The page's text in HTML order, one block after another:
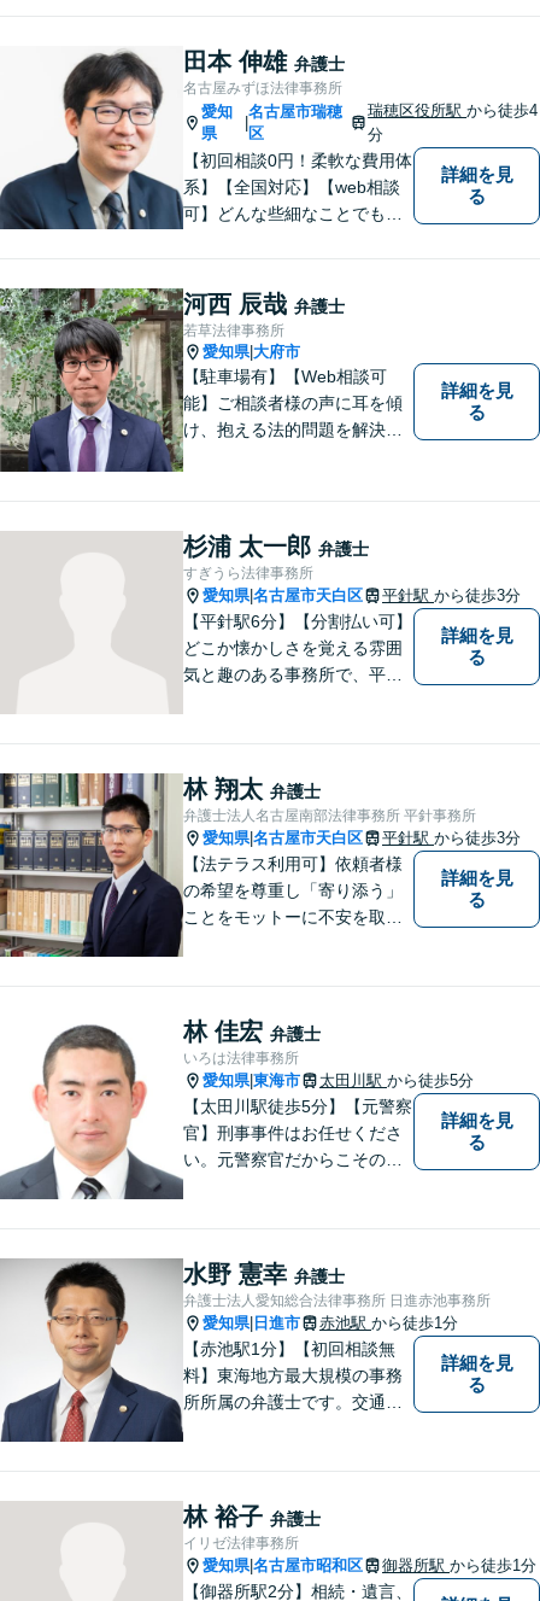
被害者側に限る）、離婚、企
業及び個人事業主の顧問に関
する相談は初回相談無料で
す。
田本 伸雄 弁護士
名古屋みずほ法律事務所
愛知
県
名古屋市瑞穂
区
瑞穂区役所駅から徒歩4
分
【初回相談0円！柔軟な費用体
系】【全国対応】【web相談
可】どんな些細なことでもお
ターネット／削除請求や開示
請求、利用規約などのトラブ
ルはお任せ！相続／感情面の
納得感を重視します。
詳細を見
る
河西 辰哉 弁護士
若草法律事務所
愛知県|大府市
【駐車場有】【Web相談可
能】ご相談者様の声に耳を傾
け、抱える法的問題を解決す
て、明るい未来へと進みまし
ょう。 地域のみなさまからの
ご相談、お待ちしておりま
す。
詳細を見
る
杉浦 太一郎 弁護士
すぎうら法律事務所
愛知県|名古屋市天白区 平針駅 から徒歩3分
【平針駅6分】【分割払い可】
どこか懐かしさを覚える雰囲
気と趣のある事務所で、平針
た幅広い対応業務で問題解決
に取り組みます。
詳細を見
る
林 翔太 弁護士
弁護士法人名古屋南部法律事務所 平針事務所
愛知県|名古屋市天白区 平針駅 から徒歩3分
【法テラス利用可】依頼者様
の希望を尊重し「寄り添う」
ことをモットーに不安を取り
添った対応が可能です。お気
軽にご相談ください。
詳細を見
る
林 佳宏 弁護士
いろは法律事務所
愛知県|東海市 太田川駅 から徒歩5分
【太田川駅徒歩5分】【元警察
官】刑事事件はお任せくださ
い。元警察官だからこその視
ることはございません。元警
察官の経験を活かした交通事
故事案対応もいたします。
詳細を見
る
水野 憲幸 弁護士
弁護士法人愛知総合法律事務所 日進赤池事務所
愛知県| 日進市 赤池駅 から徒歩1分
【赤池駅1分】【初回相談無
料】東海地方最大規模の事務
所所属の弁護士です。交通事
談対応も行っております。ま
ずは、お気軽にお電話くださ
い。
詳細を見
る
林 裕子 弁護士
イリゼ法律事務所
愛知県|名古屋市昭和区 御器所駅 から徒歩1分
【御器所駅2分】相続・遺言、